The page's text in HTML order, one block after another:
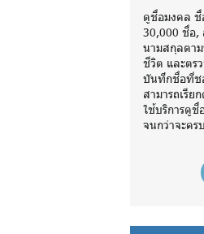
ดูชื่อมงคล ชื่
30,000 ชื่อ,
นามสกุลตา
ชีวิต และตร
บันทึกชื่อที่ช
สามารถเรีย
ใช้บริการดู
จนกว่าจะคร